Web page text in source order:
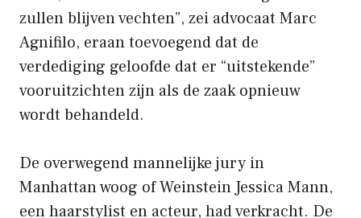
zullen blijven vechten”, zei advocaat Marc
Agnifilo, eraan toevoegend dat de
verdediging geloofde dat er “uitstekende”
vooruitzichten zijn als de zaak opnieuw
wordt behandeld.
De overwegend mannelijke jury in
Manhattan woog of Weinstein Jessica Mann,
een haarstylist en acteur, had verkracht. De